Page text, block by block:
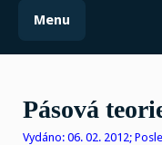
Menu
Pásová
Vydáno: 06. 02. 2012;